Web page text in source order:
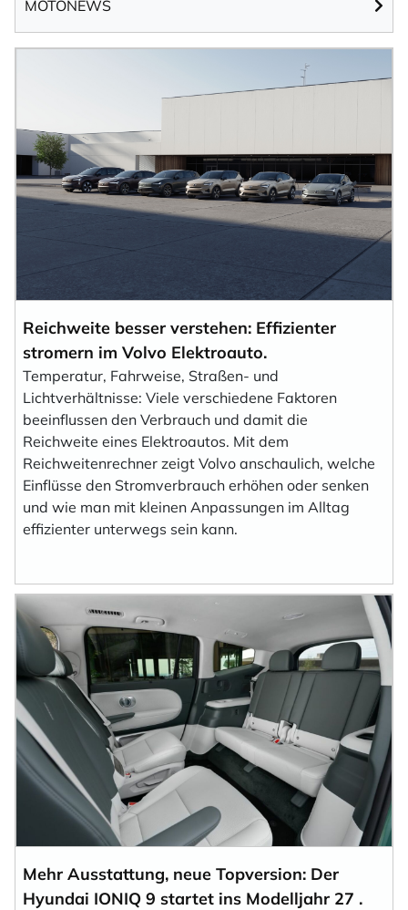
MOTONEWS
Reichweite besser verstehen: Effizienter
stromern im Volvo Elektroauto.
Temperatur, Fahrweise, Straßen- und
Lichtverhältnisse: Viele verschiedene Faktoren
beeinflussen den Verbrauch und damit die
Reichweite eines Elektroautos. Mit dem
Reichweitenrechner zeigt Volvo anschaulich, welche
Einflüsse den Stromverbrauch erhöhen oder senken
und wie man mit kleinen Anpassungen im Alltag
effizienter unterwegs sein kann.
Mehr Ausstattung, neue Topversion: Der
Hyundai IONIQ 9 startet ins Modelljahr 27 .
Ich willige in den Empfang des Newsletters ein,
den ich jederzeit mit dem Link im Newsletter
Ihrer Daten gemäß derDatenschutzerklärung
Newsletter abonnieren